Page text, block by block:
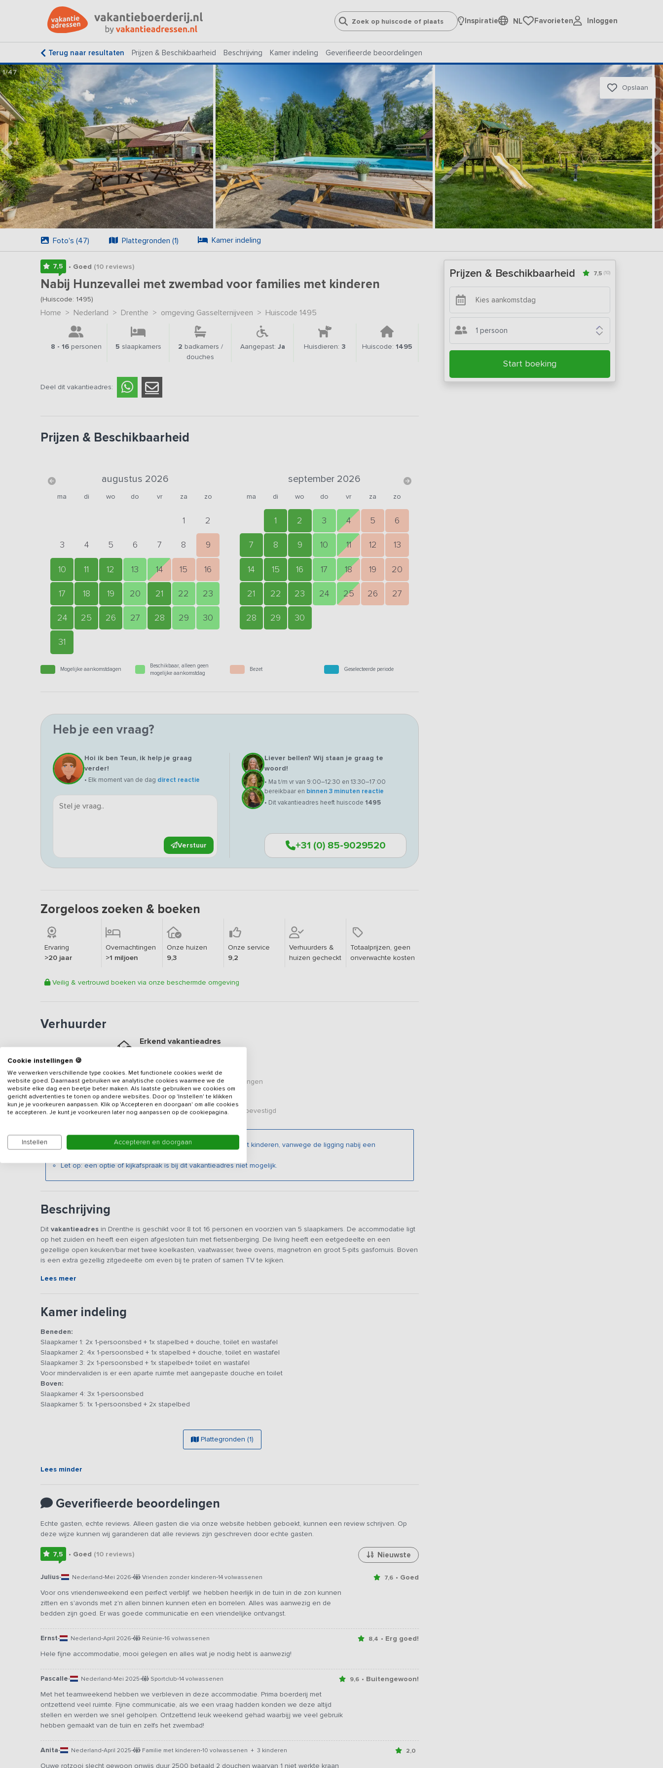
Inspiratie NL Favorieten Inloggen
Terug naar resultaten Prijzen & Beschikbaarheid Beschrijving Kamer indeling Geverifieerde beoordelingen
1/47
Opslaan
Foto's (47) Plattegronden (1) Kamer indeling
7,5 • Goed (10reviews)
Nabij Hunzevallei met zwembad voor families met kinderen
(Huiscode: 1495)
Home > Nederland > Drenthe > omgeving Gasselternijveen > Huiscode 1495
8 - 16personen 5 slaapkamers 2 badkamers /
douches
Aangepast: Ja Huisdieren: 3 Huiscode: 1495
Deel dit vakantieadres:
Prijzen & Beschikbaarheid
augustus 2026
ma di wo do vr za zo
1 2
3 4 5 6 7 8 9
10 11 12 13 14 15 16
17 18 19 20 21 22 23
24 25 26 27 28 29 30
31
september 2026
ma di wo do vr za zo
1 2 3 4 5 6
7 8 9 10 11 12 13
14 15 16 17 18 19 20
21 22 23 24 25 26 27
28 29 30
Mogelijke aankomstdagen
Beschikbaar, alleen geen
mogelijke aankomstdag
Bezet Geselecteerde periode
Heb je een vraag?
Hoi ik ben Teun, ik help je graag
verder!
• Elk moment van de dag direct reactie
Verstuur
Liever bellen? Wij staan je graag te
woord!
• Ma t/m vr van 9:00–12:30 en 13:30–17:00
bereikbaar en binnen 3 minuten reactie
• Dit vakantieadres heeft huiscode 1495
+31 (0) 85-9029520
Zorgeloos zoeken & boeken
Ervaring
>20 jaar
Overnachtingen
>1 miljoen
Onze huizen
9,3
Onze service
9,2
Verhuurders &
huizen gecheckt
Totaalprijzen, geen
onverwachte kosten
Veilig & vertrouwd boeken via onze beschermde omgeving
Verhuurder
Erkend vakantieadres
Geweldige locatie
Een7.5op basis van 10beoordelingen
Veilig & vertrouwd
Gegevens van de verhuurder zijn bevestigd
Dit verblijf is uitermate geschikt voor gezinnen / families met kinderen, vanwege de ligging nabij een
Let op: een optie of kijkafspraak is bij dit vakantieadres niet mogelijk.
Beschrijving
Dit vakantieadres in Drenthe is geschikt voor 8 tot 16 personen en voorzien van 5 slaapkamers. De accommodatie ligt
op het zuiden en heeft een eigen afgesloten tuin met fietsenberging. De living heeft een eetgedeelte en een
gezellige open keuken/bar met twee koelkasten, vaatwasser, twee ovens, magnetron en groot 5-pits gasfornuis. Boven
is een extra gezellig zitgedeelte om even bij te praten of samen TV te kijken.
Alle slaapkamers hebben openslaande deuren naar het terras en de privé tuin die afgesloten is. Één slaapkamer is
Aan de kleine kinderen is ook gedacht, zo zijn er kinderbedjes en stoeltjes aanwezig. Er zijn traphekjes voor de trap die
barbecues. Op de landerijen zijn een volleybalveld en kleine speeltuin gelegen. Ook is het mogelijk om kano’s bij ons
te huren. Het aanwezige zwembad is voor gezamenlijk gebruik. Er is een ruime privé parking.
Let op: een optie of kijkafspraak is bij dit vakantieadres niet mogelijk.
Lees meer
Kamer indeling
Beneden:
Slaapkamer 1: 2x 1-persoonsbed + 1x stapelbed + douche, toilet en wastafel
Slaapkamer 2: 4x 1-persoonsbed + 1x stapelbed + douche, toilet en wastafel
Slaapkamer 3: 2x 1-persoonsbed + 1x stapelbed+ toilet en wastafel
Voor mindervaliden is er een aparte ruimte met aangepaste douche en toilet
Boven:
Slaapkamer 4: 3x 1-persoonsbed
Slaapkamer 5: 1x 1-persoonsbed + 2x stapelbed
Plattegronden (1)
Lees minder
Geverifieerde beoordelingen
Echte gasten, echte reviews. Alleen gasten die via onze website hebben geboekt, kunnen een review schrijven. Op
deze wijze kunnen wij garanderen dat alle reviews zijn geschreven door echte gasten.
7,5 • Goed (10reviews) Nieuwste
Julius- Nederland-Mei 2026- Vrienden zonder kinderen-14 volwassenen 7,6 • Goed
Voor ons vriendenweekend een perfect verblijf. we hebben heerlijk in de tuin in de zon kunnen
zitten en s'avonds met z'n allen binnen kunnen eten en borrelen. Alles was aanwezig en de
bedden zijn goed. Er was goede communicatie en een vriendelijke ontvangst.
Ernst- Nederland-April 2026- Reünie-16 volwassenen 8,4 • Erg goed!
Hele fijne accommodatie, mooi gelegen en alles wat je nodig hebt is aanwezig!
Pascalle- Nederland-Mei 2025- Sportclub-14 volwassenen 9,6 • Buitengewoon!
Met het teamweekend hebben we verbleven in deze accommodatie. Prima boerderij met
ontzettend veel ruimte. Fijne communicatie, als we een vraag hadden konden we deze altijd
stellen en werden we snel geholpen. Ontzettend leuk weekend gehad waarbijj we veel gebruik
hebben gemaakt van de tuin en zelfs het zwembad!
Anita- Nederland-April 2025- Familie met kinderen-10 volwassenen + 3 kinderen 2,0
Ouwe rotzooi slecht gewoon onwijs duur 2500 betaald 2 douchen waarvan 1 niet werkte kraan
Prijzen & Beschikbaarheid 7,5 (10)
1 persoon
Start boeking
Cookie instellingen 🍪
We verwerken verschillende type cookies. Met functionele cookies werkt de
website goed. Daarnaast gebruiken we analytische cookies waarmee we de
website elke dag een beetje beter maken. Als laatste gebruiken we cookies om
gericht advertenties te tonen op andere websites. Door op 'Instellen' te klikken
kun je je voorkeuren aanpassen. Klik op 'Accepteren en doorgaan' om alle cookies
te accepteren. Je kunt je voorkeuren later nog aanpassen op de cookiepagina.
Instellen Accepteren en doorgaan